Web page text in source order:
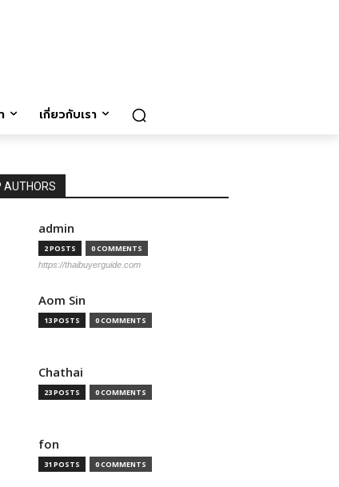
เกี่ยวกับเรา
AUTHORS
admin
2 POSTS 0 COMMENTS
https://thaibuyerguide.com
Aom Sin
13 POSTS 0 COMMENTS
Chathai
23 POSTS 0 COMMENTS
fon
31 POSTS 0 COMMENTS